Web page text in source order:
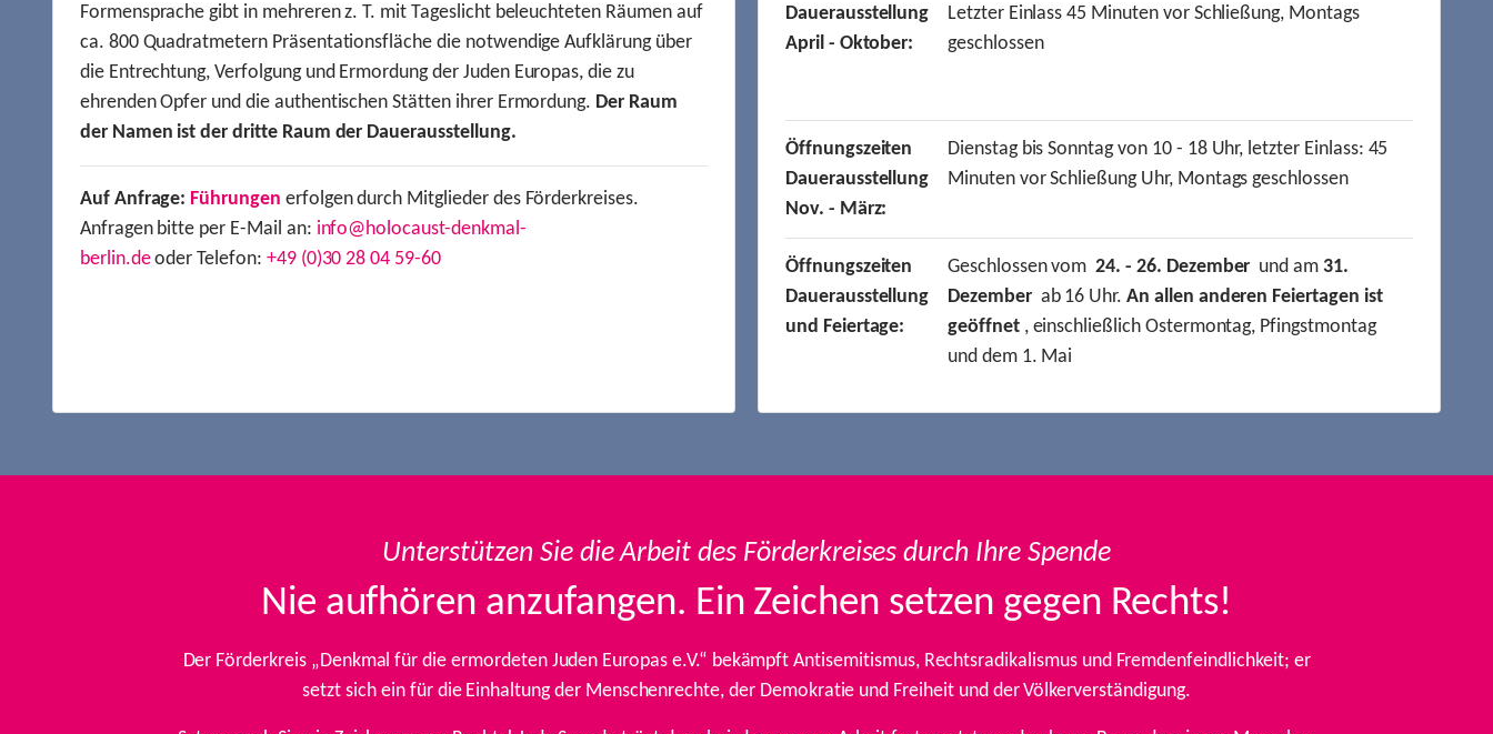
Formensprache gibt in mehreren z. T. mit Tageslicht beleuchteten Räumen auf
ca. 800 Quadratmetern Präsentationsfläche die notwendige Aufklärung über
die Entrechtung, Verfolgung und Ermordung der Juden Europas, die zu
ehrenden Opfer und die authentischen Stätten ihrer Ermordung. Der Raum
der Namen ist der dritte Raum der Dauerausstellung.
Auf Anfrage: Führungen erfolgen durch Mitglieder des Förderkreises.
Anfragen bitte per E-Mail an: info@holocaust-denkmal-
berlin.deoder Telefon: +49 (0)30 28 04 59-60
Dauerausstellung
April - Oktober:
Letzter Einlass 45 Minuten vor Schließung, Montags
geschlossen
Öffnungszeiten
Dauerausstellung
Nov. - März:
Dienstag bis Sonntag von 10 - 18 Uhr, letzter Einlass: 45
Minuten vor Schließung Uhr, Montags geschlossen
Öffnungszeiten
Dauerausstellung
und Feiertage:
Geschlossen vom24. - 26. Dezember und am31.
Dezemberab 16 Uhr.An allen anderen Feiertagen ist
geöffnet, einschließlich Ostermontag, Pfingstmontag
und dem 1. Mai
Unterstützen Sie die Arbeit des Förderkreises durch Ihre Spende
Nie aufhören anzufangen. Ein Zeichen setzen gegen Rechts!
Der Förderkreis „Denkmal für die ermordeten Juden Europas e.V.“ bekämpft Antisemitismus, Rechtsradikalismus und Fremdenfeindlichkeit; er
setzt sich ein für die Einhaltung der Menschenrechte, der Demokratie und Freiheit und der Völkerverständigung.